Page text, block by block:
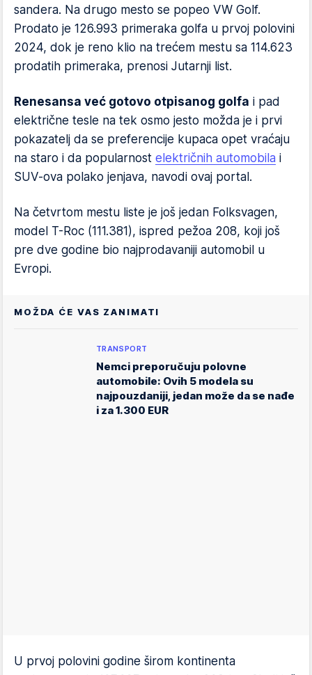
sandera. Na drugo mesto se popeo VW Golf.
Prodato je 126.993 primeraka golfa u prvoj polovini
2024, dok je reno klio na trećem mestu sa 114.623
prodatih primeraka, prenosi Jutarnji list.
Renesansa već gotovo otpisanog golfa i pad
električne tesle na tek osmo jesto možda je i prvi
pokazatelj da se preferencije kupaca opet vraćaju
na staro i da popularnost električnih automobila i
SUV-ova polako jenjava, navodi ovaj portal.
Na četvrtom mestu liste je još jedan Folksvagen,
model T-Roc (111.381), ispred pežoa 208, koji još
pre dve godine bio najprodavaniji automobil u
Evropi.
MOŽDA ĆE VAS ZANIMATI
TRANSPORT
Nemci preporučuju polovne
automobile: Ovih 5 modela su
najpouzdaniji, jedan može da se nađe
i za 1.300 EUR
U prvoj polovini godine širom kontinenta